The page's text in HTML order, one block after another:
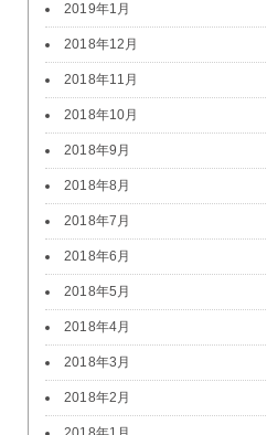
2019年1月
2018年12月
2018年11月
2018年10月
2018年9月
2018年8月
2018年7月
2018年6月
2018年5月
2018年4月
2018年3月
2018年2月